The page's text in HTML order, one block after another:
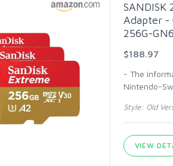
SANDISK
Adapter -
256G-
$188.97
- The
Nintendo-
Style: Old
VIEW